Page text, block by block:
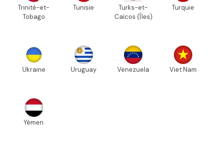
Trinité-et-
Tobago
Tunisie
Turks-et-
Caïcos (Îles)
Turquie
Ukraine Uruguay Venezuela Viet Nam
Yémen